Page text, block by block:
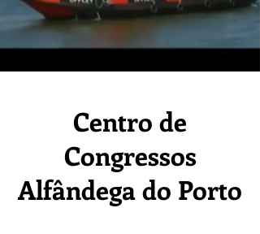
Centro de
Congressos
Alfândega do Porto